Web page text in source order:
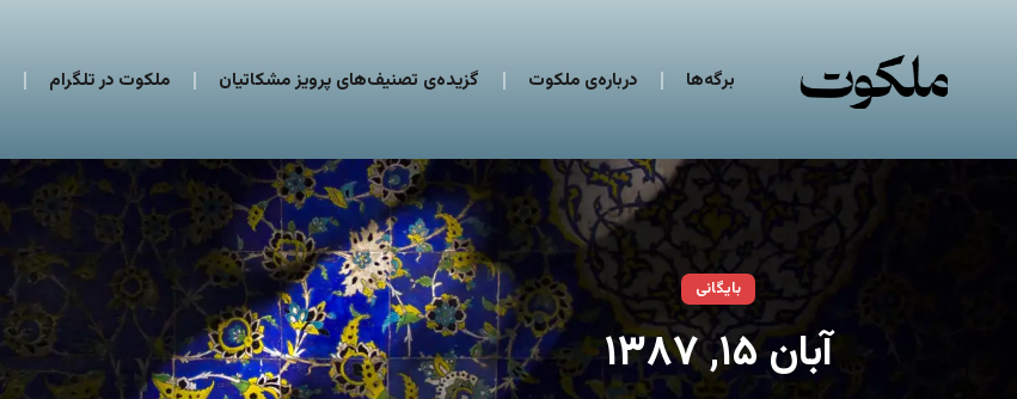
برگه‌ها درباره‌ی ملکوت گزیده‌ی تصنیف‌های پرویز مشکاتیان ملکوت در تلگرام
بایگانی
آبان ۱۵, ۱۳۸۷